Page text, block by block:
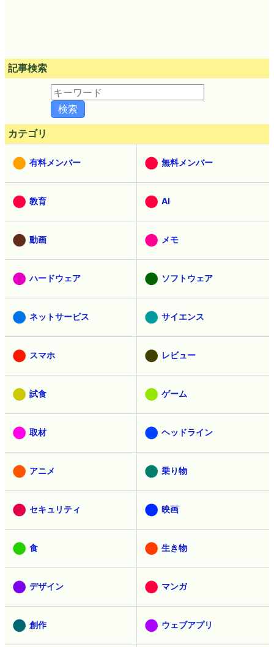
記事検索
カテゴリ
有料メンバー 無料メンバー
教育 AI
動画 メモ
ハードウェア ソフトウェア
ネットサービス サイエンス
スマホ レビュー
試食 ゲーム
取材 ヘッドライン
アニメ 乗り物
セキュリティ 映画
食 生き物
デザイン マンガ
創作 ウェブアプリ